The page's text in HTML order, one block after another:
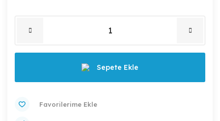
Sepete Ekle